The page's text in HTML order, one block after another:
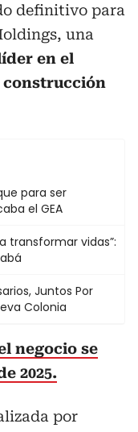
definitivo para
una
en el
construcción
para ser
el GEA
transformar vidas”:
Juntos Por
Colonia
negocio se
2025.
por